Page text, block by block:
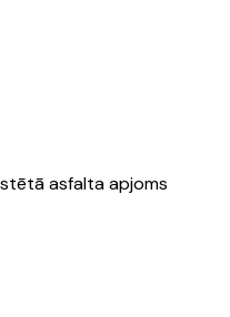
asfalta apjoms